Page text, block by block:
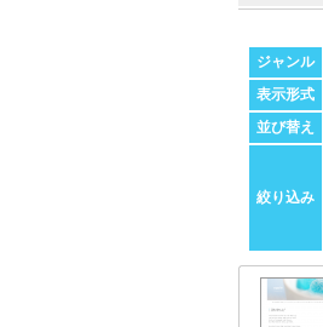
ジャンル
表示形式
並び替え
絞り込み